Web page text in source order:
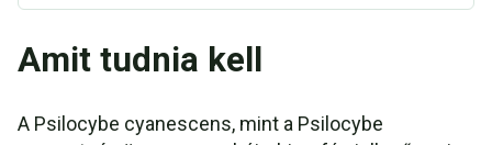
Amit tudnia kell
A Psilocybe cyanescens, mint a Psilocybe